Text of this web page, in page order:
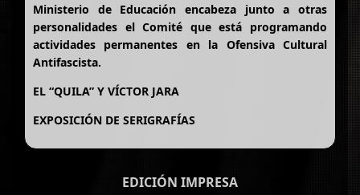
Ministerio de Educación encabeza junto a otras
personalidades el Comité que está programando
actividades permanentes en la Ofensiva Cultural
Antifascista.
EL “QUILA” Y VÍCTOR JARA
EXPOSICIÓN DE SERIGRAFÍAS
EDICIÓN IMPRESA